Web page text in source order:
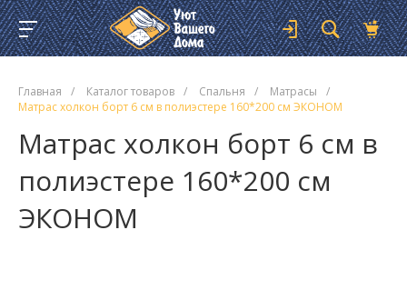
Главная / Каталог товаров / Спальня / Матрасы
/
Матрас холкон борт 6 см в полиэстере 160*200 см ЭКОНОМ
Матрас холкон борт 6 см в
полиэстере 160*200 см
ЭКОНОМ